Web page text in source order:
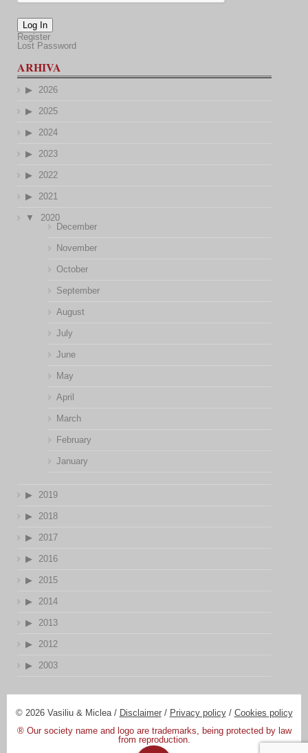
Log In
Register
Lost Password
ARHIVA
2026
2025
2024
2023
2022
2021
2020
December
November
October
September
August
July
June
May
April
March
February
January
2019
2018
2017
2016
2015
2014
2013
2012
2003
© 2026 Vasiliu & Miclea / Disclaimer/ Privacy policy/ Cookies policy
® Our society name and logo are trademarks, being protected by law
from reproduction.